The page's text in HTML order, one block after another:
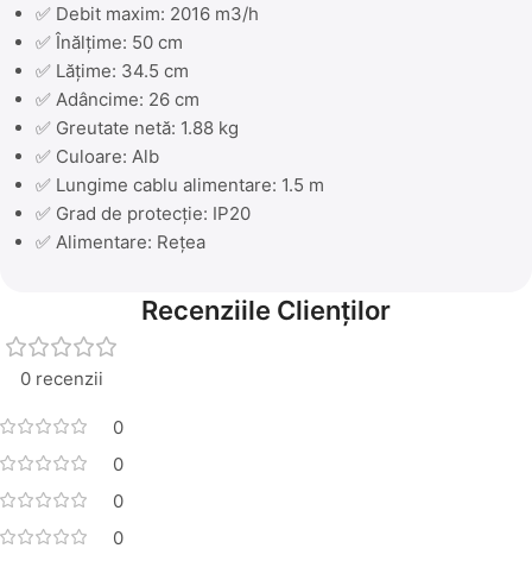
✅ Debit maxim: 2016 m3/h
✅ Înălțime: 50 cm
✅ Lățime: 34.5 cm
✅ Adâncime: 26 cm
✅ Greutate netă: 1.88 kg
✅ Culoare: Alb
✅ Lungime cablu alimentare: 1.5 m
✅ Grad de protecție: IP20
✅ Alimentare: Rețea
Recenziile Clienților
0 recenzii
0
0
0
0